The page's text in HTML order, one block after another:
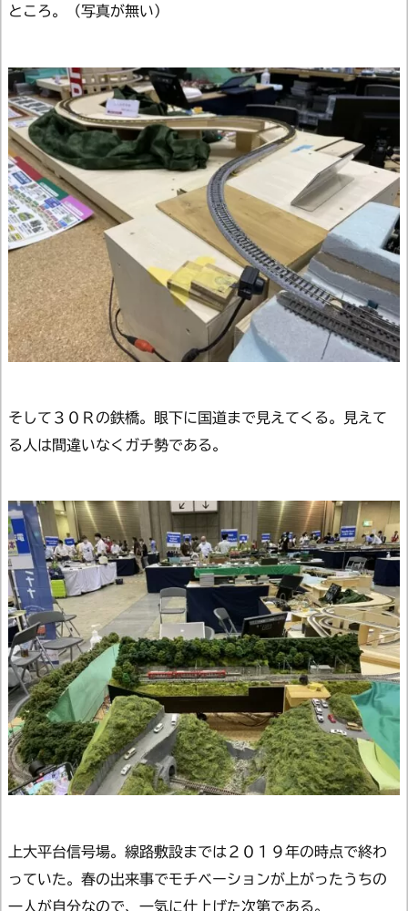
ところ。（写真が無い）
そして３０Ｒの鉄橋。眼下に国道まで見えてくる。見えて
る人は間違いなくガチ勢である。
上大平台信号場。線路敷設までは２０１９年の時点で終わ
っていた。春の出来事でモチベーションが上がったうちの
一人が自分なので、一気に仕上げた次第である。